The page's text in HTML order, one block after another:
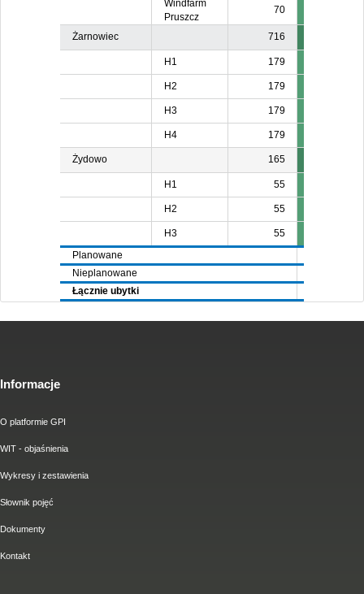
Windfarm
Pruszcz
70
Żarnowiec 716
H1 179
H2 179
H3 179
H4 179
Żydowo 165
H1 55
H2 55
H3
55
Planowane
Nieplanowane
Łącznie ubytki
Informacje
O platformie GPI
WIT - objaśnienia
Wykresy i zestawienia
Słownik pojęć
Dokumenty
Kontakt